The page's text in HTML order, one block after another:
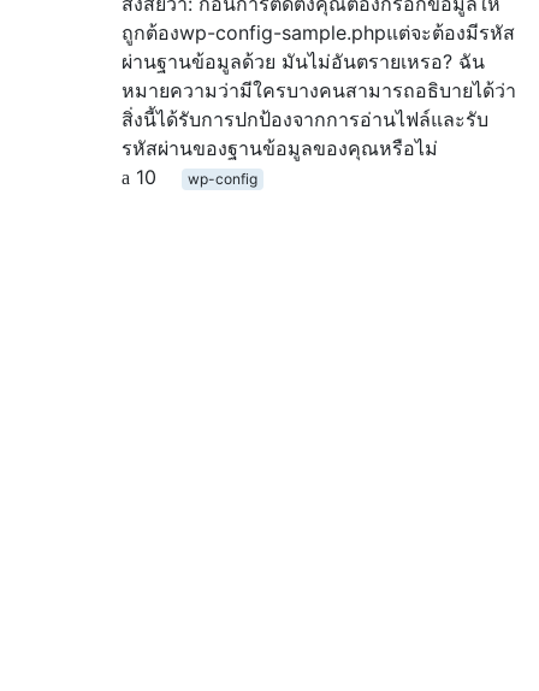
ถูกต้องwp-config-sample.phpแต่จะต้องมีรหัส
ผ่านฐานข้อมูลด้วย มันไม่อันตรายเหรอ? ฉัน
หมายความว่ามีใครบางคนสามารถอธิบายได้ว่า
สิ่งนี้ได้รับการปกป้องจากการอ่านไฟล์และรับ
รหัสผ่านของฐานข้อมูลของคุณหรือไม่
10
wp-config